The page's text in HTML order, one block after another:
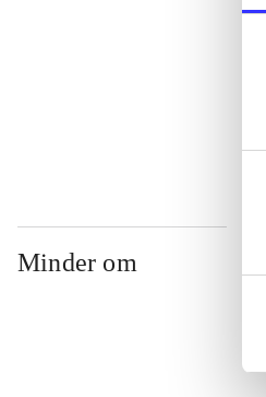
Minder om